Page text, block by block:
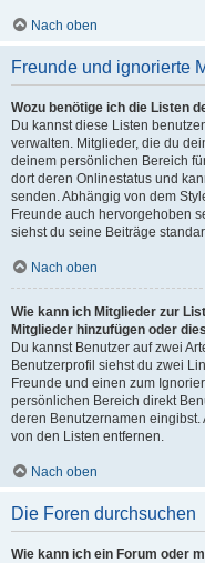
Nach oben
Freunde und ignorierte
Wozu benötige ich die Listen
Du kannst diese Listen
verwalten. Mitglieder, die du
deinem persönlichen Bereich
dort deren Onlinestatus und
senden. Abhängig von dem
Freunde auch hervorgehoben
siehst du seine Beiträge
Nach oben
Wie kann ich Mitglieder zur
Mitglieder hinzufügen oder
Du kannst Benutzer auf zwei
Benutzerprofil siehst du zwei
Freunde und einen zum
persönlichen Bereich direkt
deren Benutzernamen
von den Listen entfernen.
Nach oben
Die Foren durchsuchen
Wie kann ich ein Forum oder